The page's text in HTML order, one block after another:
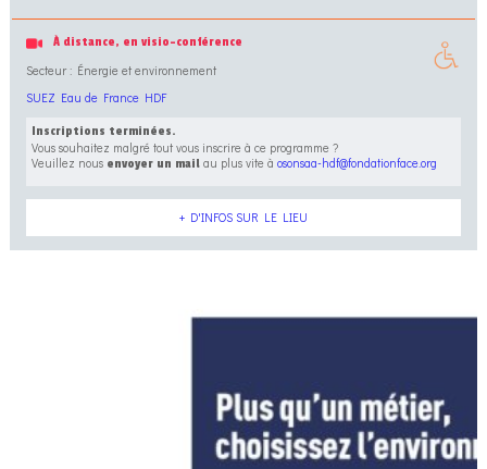
À distance, en visio-conférence
Secteur : Énergie et environnement
SUEZ Eau de France HDF
Inscriptions terminées.
Vous souhaitez malgré tout vous inscrire à ce programme ?
Veuillez nous envoyer un mailau plus vite à osonsaa-hdf@fondationface.org
+ D'INFOS SUR LE LIEU